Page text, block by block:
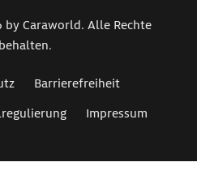
by Caraworld. Alle Rechte
Barrierefreiheit
Impressum